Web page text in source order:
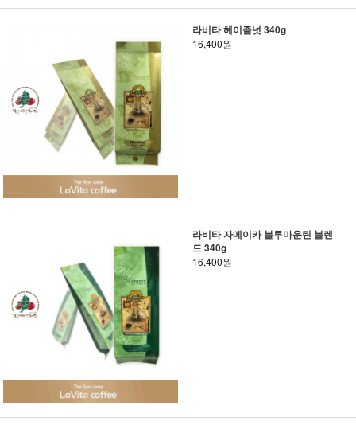
라비타 헤이즐넛 340g
16,400원
라비타 자메이카 블루마운틴 블렌
드 340g
16,400원